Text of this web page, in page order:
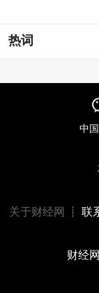
热词
中
关于财经网 ┊ 联
财经